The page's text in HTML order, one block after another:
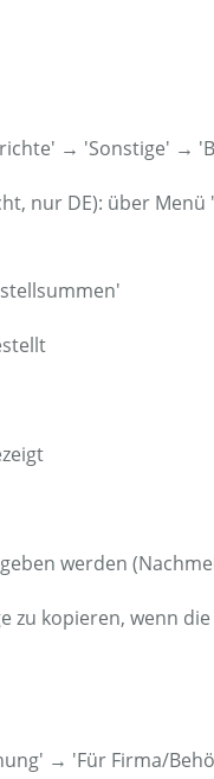
→ 'Sonstige' →
nur DE): über
werden
zu kopieren, wenn
→ 'Für Firma/